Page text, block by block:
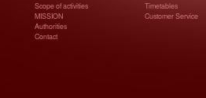
Scope of activities
MISSION
Authorities
Contact
Timetables
Customer Service